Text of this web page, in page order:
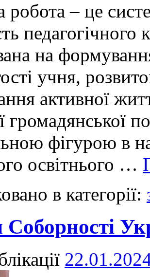
робота – це
педагогічного
на
учня,
активної
громадянської
фігурою в
освітнього …
в категорії: